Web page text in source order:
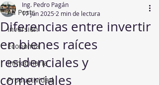
All Posts
Inversion
Economía
Inmobiliaria
Productividad
Diferencias entre invertir
en bienes raíces
residenciales y
comerciales
Ing. Pedro Pagán
17 jun 2025 2 min de lectura